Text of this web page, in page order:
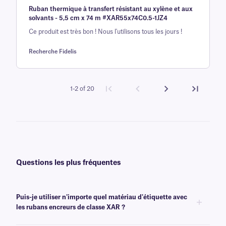
5 sur la
base d'
évaluation
client
Ruban thermique à transfert résistant au xylène et aux
solvants - 5,5 cm x 74 m #XAR55x74C0.5-1JZ4
Ce produit est très bon ! Nous l'utilisons tous les jours !
Recherche Fidelis
1-2 of 20
Questions les plus fréquentes
Puis-je utiliser n'importe quel matériau d'étiquette avec
les rubans encreurs de classe XAR ?